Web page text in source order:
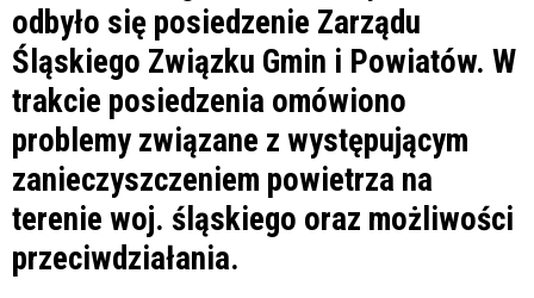
odbyło się posiedzenie Zarządu
Śląskiego Związku Gmin i Powiatów. W
trakcie posiedzenia omówiono
problemy związane z występującym
zanieczyszczeniem powietrza na
terenie woj. śląskiego oraz możliwości
przeciwdziałania.